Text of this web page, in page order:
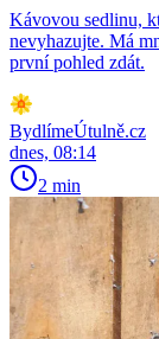
Kávovou sedlinu,
nevyhazujte. Má
první pohled zdát.
BydlímeÚtulně.cz
dnes, 08:14
2 min